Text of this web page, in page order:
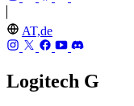
AT,de
Logitech G